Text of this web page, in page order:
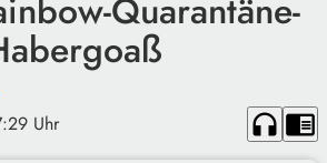
Quarantäne-
Uhr headphones chrome_reader_mode